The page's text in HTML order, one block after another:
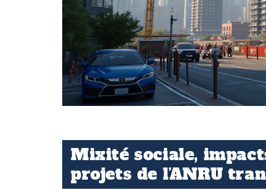
Mixité sociale,
projets de l’ANRU